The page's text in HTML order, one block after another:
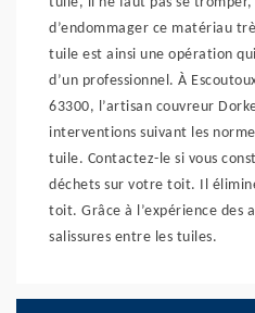
d’endommager ce matériau
tuile est ainsi une opération
d’un professionnel. À
63300, l’artisan couvreur
interventions suivant les
tuile. Contactez-le si vous
déchets sur votre toit. Il
toit. Grâce à l’expérience des
salissures entre les tuiles.